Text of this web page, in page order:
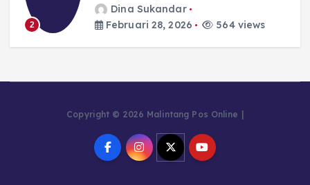
2
Dina Sukandar
Februari 28, 2026
564 views
Copyright © 2026 Malintang Pos Online |